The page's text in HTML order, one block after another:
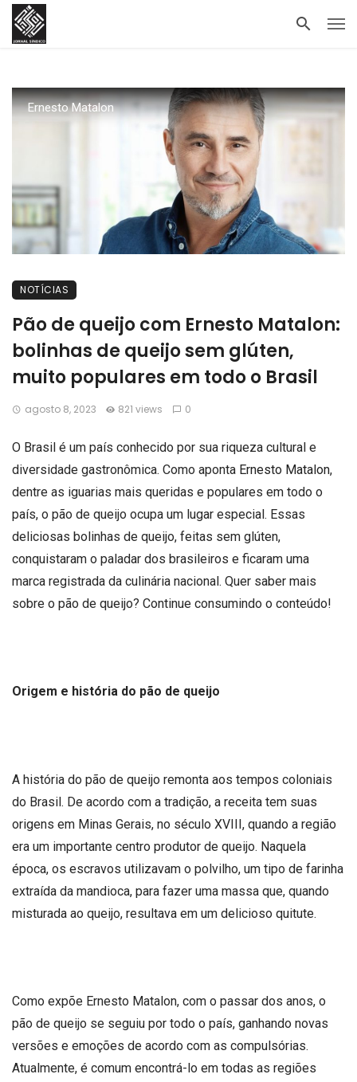
Ernesto Matalon
NOTÍCIAS
Pão de queijo com Ernesto Matalon:
bolinhas de queijo sem glúten,
muito populares em todo o Brasil
agosto 8, 2023 821 views 0
O Brasil é um país conhecido por sua riqueza cultural e
diversidade gastronômica. Como aponta Ernesto Matalon,
dentre as iguarias mais queridas e populares em todo o
país, o pão de queijo ocupa um lugar especial. Essas
deliciosas bolinhas de queijo, feitas sem glúten,
conquistaram o paladar dos brasileiros e ficaram uma
marca registrada da culinária nacional. Quer saber mais
sobre o pão de queijo? Continue consumindo o conteúdo!
Origem e história do pão de queijo
A história do pão de queijo remonta aos tempos coloniais
do Brasil. De acordo com a tradição, a receita tem suas
origens em Minas Gerais, no século XVIII, quando a região
era um importante centro produtor de queijo. Naquela
época, os escravos utilizavam o polvilho, um tipo de farinha
extraída da mandioca, para fazer uma massa que, quando
misturada ao queijo, resultava em um delicioso quitute.
Como expõe Ernesto Matalon, com o passar dos anos, o
pão de queijo se seguiu por todo o país, ganhando novas
versões e emoções de acordo com as compulsórias.
Atualmente, é comum encontrá-lo em todas as regiões